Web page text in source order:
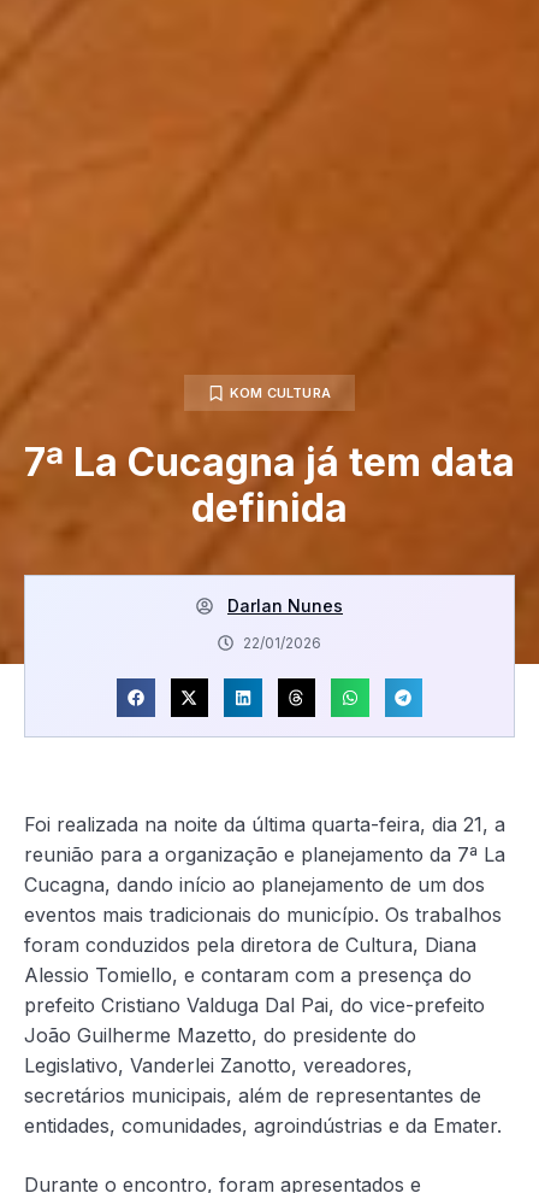
KOM CULTURA
7ª La Cucagna já tem data
definida
Darlan Nunes
22/01/2026
Foi realizada na noite da última quarta-feira, dia 21, a
reunião para a organização e planejamento da 7ª La
Cucagna, dando início ao planejamento de um dos
eventos mais tradicionais do município. Os trabalhos
foram conduzidos pela diretora de Cultura, Diana
Alessio Tomiello, e contaram com a presença do
prefeito Cristiano Valduga Dal Pai, do vice-prefeito
João Guilherme Mazetto, do presidente do
Legislativo, Vanderlei Zanotto, vereadores,
secretários municipais, além de representantes de
entidades, comunidades, agroindústrias e da Emater.
Durante o encontro, foram apresentados e